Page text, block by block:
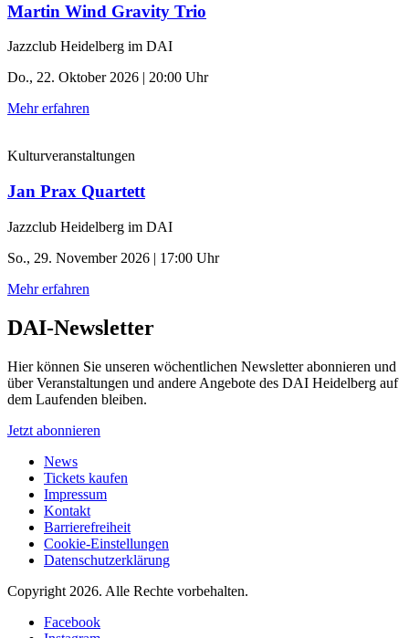
Martin Wind Gravity Trio
Jazzclub Heidelberg im DAI
Do., 22. Oktober 2026 | 20:00 Uhr
Mehr erfahren
Kulturveranstaltungen
Jan Prax Quartett
Jazzclub Heidelberg im DAI
So., 29. November 2026 | 17:00 Uhr
Mehr erfahren
DAI-Newsletter
Hier können Sie unseren wöchentlichen Newsletter abonnieren und
über Veranstaltungen und andere Angebote des DAI Heidelberg auf
dem Laufenden bleiben.
Jetzt abonnieren
News
Tickets kaufen
Impressum
Kontakt
Barrierefreiheit
Cookie-Einstellungen
Datenschutzerklärung
Copyright 2026. Alle Rechte vorbehalten.
Facebook